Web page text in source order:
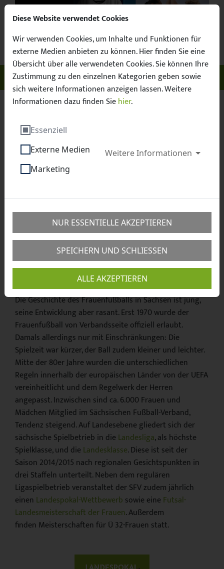
Facebook
X / Twitter
Instagram
YouTubeSuche
Unser Sachsen. Euer Fussball. Menü
Sächsischer Fußball-Verband e.V.
Frauenfußball in Sachsen
Die Geschichte des Frauenfußballs in Sachsen ist jung,
seine Entwicklung aber rasant. Erst 1970 wurde der
Frauenfußball von Verbandsseite offiziell erlaubt.
Damals allerdings nur mit Einschränkungen: Die
Spielzeit war kürzer, der Ball zudem kleiner und leichter.
Mitte der 80er Jahre wurden die unterschiedlichen
Regeln innerhalb der europäischen Länder von der UEFA
vereinheitlicht und dem Regelwerk der Herren
angepasst. Inzwischen sind ca. 6.000 Frauen und
Mädchen Mitglied im Sächsischen Fußball-Verband,
Tendenz steigend. Auf Landesebene gliedert sich der
sächsische Spielbetrieb in die Landesliga, als höchste
Spielklasse, und die Landesklasse. Diese ist seit der
Saison 2014/2015 nach regionalen Gesichtspunkten in
drei Staffeln unterteilt. Neben dem regulären
Ligaspielbetrieb veranstaltet der SFV zudem jährlich
einen Landespokal-Wettbewerb sowie eine Futsal-
Landesmeisterschaft der Frauen. Außerdem
finden Meisterschaften für Ü 32-Frauen statt.
Diese Website verwendet Cookies
Wir verwenden Cookies, um Inhalte und Funktionen für
externe Medien anbieten zu können. Hier finden Sie eine
Übersicht über alle verwendeten Cookies. Sie können Ihre
Zustimmung zu den einzelnen Kategorien geben sowie
sich weitere Informationen anzeigen lassen. Weitere
Informationen dazu finden Siehier.
Essenziell
Externe Medien
Marketing
Weitere Informationen
NUR ESSENTIELLE AKZEPTIEREN
SPEICHERN UND SCHLIESSEN
ALLE AKZEPTIEREN